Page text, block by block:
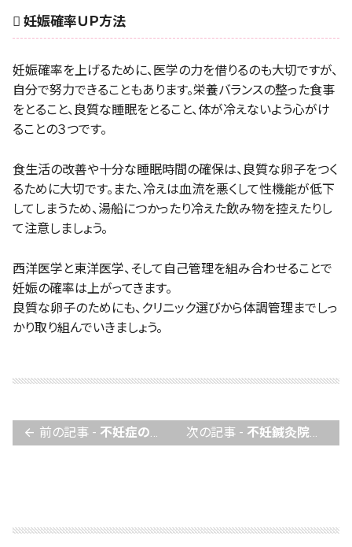
 妊娠確率ＵＰ方法
妊娠確率を上げるために、医学の力を借りるのも大切ですが、
自分で努力できることもあります。栄養バランスの整った食事
をとること、良質な睡眠をとること、体が冷えないよう心がけ
ることの３つです。
食生活の改善や十分な睡眠時間の確保は、良質な卵子をつく
るために大切です。また、冷えは血流を悪くして性機能が低下
してしまうため、湯船につかったり冷えた飲み物を控えたりし
て注意しましょう。
西洋医学と東洋医学、そして自己管理を組み合わせることで
妊娠の確率は上がってきます。
良質な卵子のためにも、クリニック選びから体調管理までしっ
かり取り組んでいきましょう。
arrow_back 前の記事 - 不妊症の検査って何があるの？（ 排卵期） 次の記事 - 不妊鍼灸院はこうして選べ！プロが教えるポイント解説。